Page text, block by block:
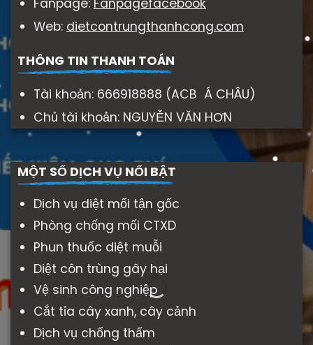
Fanpage: Fanpagefacebook
Web: dietcontrungthanhcong.com
THÔNG TIN THANH TOÁN
Tài khoản: 666918888 (ACB Á CHÂU)
Chủ tài khoản: NGUYỄN VĂN HƠN
MỘT SỐ DỊCH VỤ NỔI BẬT
Dịch vụ diệt mối tận gốc
Phòng chống mối CTXD
Phun thuốc diệt muỗi
Diệt côn trùng gây hại
Vệ sinh công nghiệp
Cắt tỉa cây xanh, cây cảnh
Dịch vụ chống thấm